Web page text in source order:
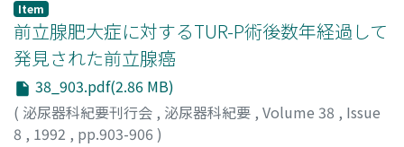
Item
前立腺肥大症に対するTUR-P術後数年経過して
発見された前立腺癌
38_903.pdf(2.86 MB)
( 泌尿器科紀要刊行会 , 泌尿器科紀要 , Volume 38 , Issue
8 , 1992 , pp.903-906 )